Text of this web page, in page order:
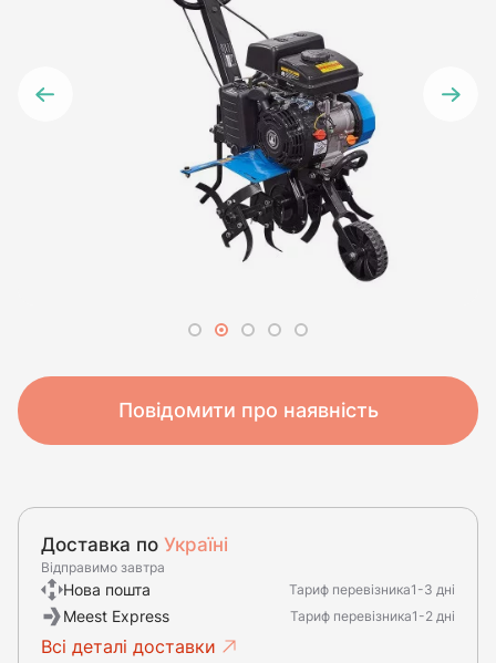
Повідомити про наявність
Доставка по Україні
Відправимо завтра
Нова пошта Тариф перевізника1-3 дні
Meest Express Тариф перевізника1-2 дні
Всі деталі доставки